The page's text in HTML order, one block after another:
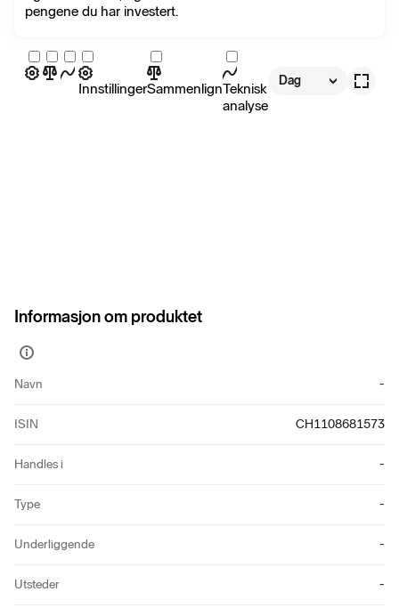
pengene du har investert.
InnstillingerSammenlignTeknisk
analyse
Dag
Informasjon om produktet
Vis
informasjon
Navn -
ISIN CH1108681573
Handles i -
Type -
Underliggende -
Utsteder -